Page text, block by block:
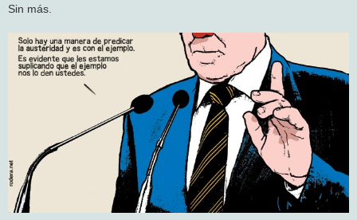
n
s
j
e
Sin más.